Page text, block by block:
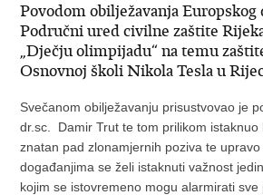
Povodom obilježavanja Europskog
Područni ured civilne zaštite
„Dječju olimpijadu“ na temu
Osnovnoj školi Nikola Tesla u
Svečanom obilježavanju prisustvovao je
dr.sc. Damir Trut te tom prilikom istaknuo
znatan pad zlonamjernih poziva te upravo
događanjima se želi istaknuti važnost
kojim se istovremeno mogu alarmirati sve